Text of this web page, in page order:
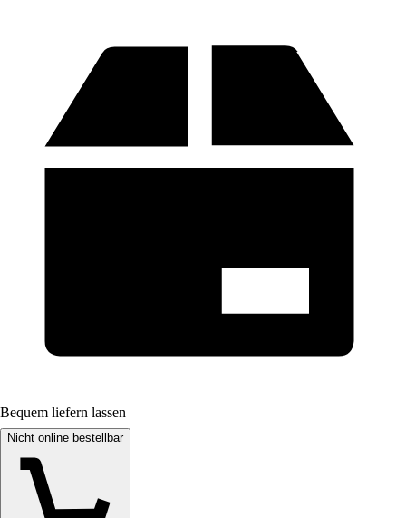
Bequem liefern lassen
Nicht online bestellbar